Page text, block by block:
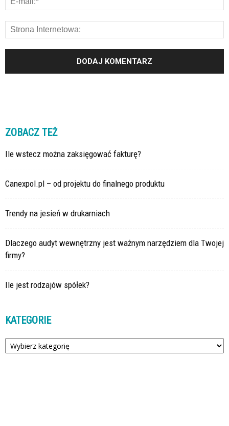
ZOBACZ TEŻ
Ile wstecz można zaksięgować fakturę?
Canexpol.pl – od projektu do finalnego produktu
Trendy na jesień w drukarniach
Dlaczego audyt wewnętrzny jest ważnym narzędziem dla Twojej
firmy?
Ile jest rodzajów spółek?
KATEGORIE
Kategorie